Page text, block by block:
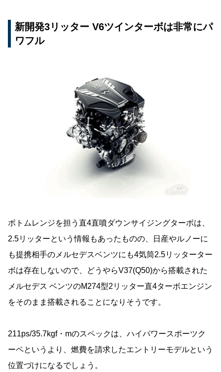
新開発3リッター V6ツインターボは非常にパ
ワフル
ボトムレンジを担う直4直噴ダウンサイジングターボは、
2.5リッターという情報もあったものの、日産やルノーに
も提携相手のメルセデスベンツにも4気筒2.5リッターター
ボは存在しないので、どうやらV37(Q50)から搭載された
メルセデス ベンツのM274型2リッター直4ターボエンジン
をそのまま搭載されることになりそうです。
211ps/35.7kgf・mのスペックは、ハイパワースポーツク
ーペというより、燃費を請求したエントリーモデルという
位置づけになるでしょう。